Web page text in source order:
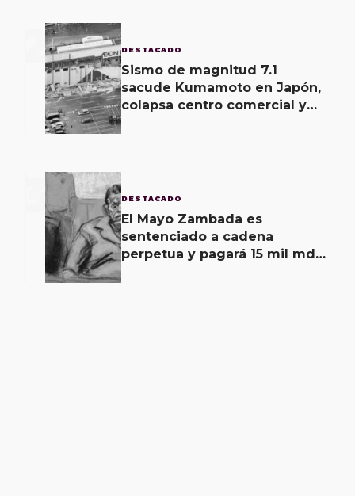
2 DESTACADO
Sismo de magnitud 7.1
sacude Kumamoto en Japón,
colapsa centro comercial y
3 DESTACADO
El Mayo Zambada es
sentenciado a cadena
perpetua y pagará 15 mil mdd